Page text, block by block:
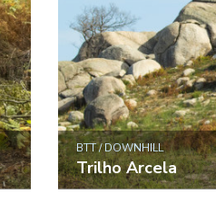
BTT / DOWNHILL
Trilho Arcela